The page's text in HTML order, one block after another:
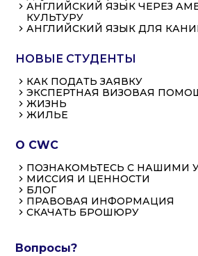
АНГЛИЙСКИЙ ЯЗЫК ЧЕРЕЗ
КУЛЬТУРУ
АНГЛИЙСКИЙ ЯЗЫК ДЛЯ
НОВЫЕ СТУДЕНТЫ
КАК ПОДАТЬ ЗАЯВКУ
ЭКСПЕРТНАЯ ВИЗОВАЯ
ЖИЗНЬ
ЖИЛЬЕ
О CWC
ПОЗНАКОМЬТЕСЬ С НАШИМИ
МИССИЯ И ЦЕННОСТИ
БЛОГ
ПРАВОВАЯ ИНФОРМАЦИЯ
СКАЧАТЬ БРОШЮРУ
Вопросы?